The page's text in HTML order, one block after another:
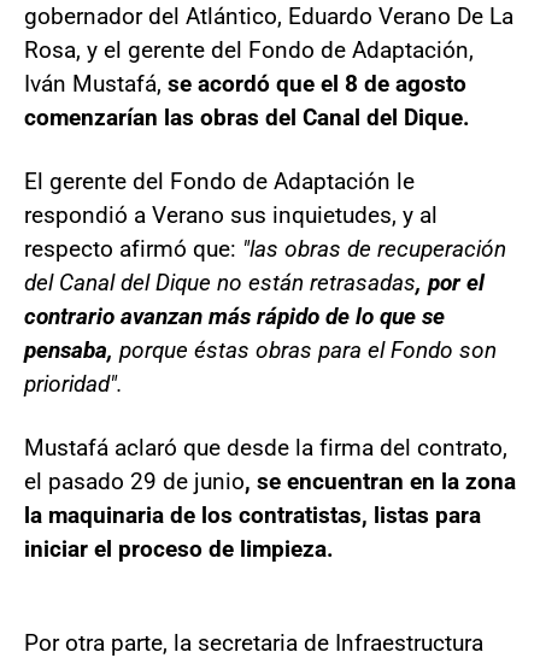
gobernador del Atlántico, Eduardo Verano De La
Rosa, y el gerente del Fondo de Adaptación,
Iván Mustafá, se acordó que el 8 de agosto
comenzarían las obras del Canal del Dique.
El gerente del Fondo de Adaptación le
respondió a Verano sus inquietudes, y al
respecto afirmó que: "las obras de recuperación
del Canal del Dique no están retrasadas, por el
contrario avanzan más rápido de lo que se
pensaba, porque éstas obras para el Fondo son
prioridad".
Mustafá aclaró que desde la firma del contrato,
el pasado 29 de junio, se encuentran en la zona
la maquinaria de los contratistas, listas para
iniciar el proceso de limpieza.
Por otra parte, la secretaria de Infraestructura